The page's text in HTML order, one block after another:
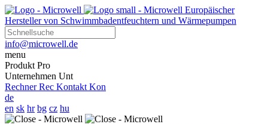
Europäischer
Hersteller von Schwimmbadentfeuchtern und Wärmepumpen
info@microwell.de
menu
Produkt Pro
Unternehmen Unt
Rechner Rec Kontakt Kon
de
en sk hr bg cz hu